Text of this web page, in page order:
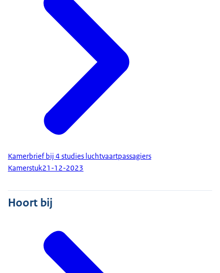
Kamerbrief bij 4 studies luchtvaartpassagiers
Kamerstuk21-12-2023
Hoort bij